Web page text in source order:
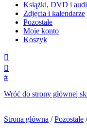
Książki, DVD i
Zdjęcia i kalendarze
Pozostałe
Moje konto
Koszyk


#
Wróć do strony głównej
Strona główna /Pozostałe